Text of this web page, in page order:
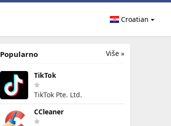
Croatian
Više »
Popularno
TikTok
TikTok Pte. Ltd.
CCleaner